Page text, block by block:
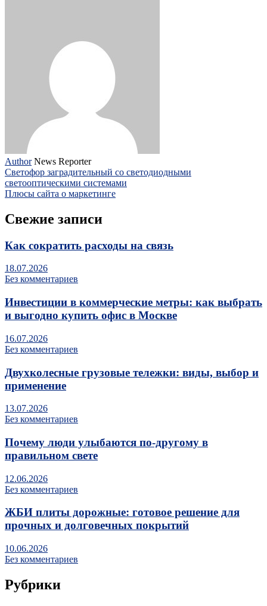
Author News Reporter
Светофор заградительный со светодиодными
светооптическими системами
Плюсы сайта о маркетинге
Свежие записи
Как сократить расходы на связь
18.07.2026
Без комментариев
Инвестиции в коммерческие метры: как выбрать
и выгодно купить офис в Москве
16.07.2026
Без комментариев
Двухколесные грузовые тележки: виды, выбор и
применение
13.07.2026
Без комментариев
Почему люди улыбаются по‑другому в
правильном свете
12.06.2026
Без комментариев
ЖБИ плиты дорожные: готовое решение для
прочных и долговечных покрытий
10.06.2026
Без комментариев
Рубрики